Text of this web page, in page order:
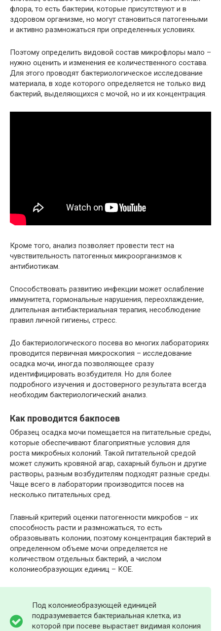
флора, то есть бактерии, которые присутствуют и в
здоровом организме, но могут становиться патогенными
и активно размножаться при определенных условиях.
Поэтому определить видовой состав микрофлоры мало –
нужно оценить и изменения ее количественного состава.
Для этого проводят бактериологическое исследование
материала, в ходе которого определяется не только вид
бактерий, выделяющихся с мочой, но и их концентрация.
Кроме того, анализ позволяет провести тест на
чувствительность патогенных микроорганизмов к
антибиотикам.
Способствовать развитию инфекции может ослабление
иммунитета, гормональные нарушения, переохлаждение,
длительная антибактериальная терапия, несоблюдение
правил личной гигиены, стресс.
До бактериологического посева во многих лабораториях
проводится первичная микроскопия – исследование
осадка мочи, иногда позволяющее сразу
идентифицировать возбудителя. Но для более
подробного изучения и достоверного результата всегда
необходим бактериологический анализ.
Как проводится бакпосев
Образец осадка мочи помещается на питательные среды,
которые обеспечивают благоприятные условия для
роста микробных колоний. Такой питательной средой
может служить кровяной агар, сахарный бульон и другие
растворы, разным возбудителям подходят разные среды.
Чаще всего в лаборатории производится посев на
несколько питательных сред.
Главный критерий оценки патогенности микробов – их
способность расти и размножаться, то есть
образовывать колонии, поэтому концентрация бактерий в
определенном объеме мочи определяется не
количеством отдельных бактерий, а числом
колониеобразующих единиц – КОЕ.
Под колониеобразующей единицей
подразумевается бактериальная клетка, из
которой при посеве вырастает видимая колония